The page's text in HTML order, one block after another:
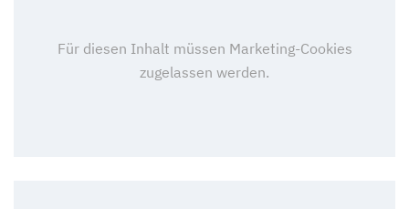
Wirtschaftsingenieurwesen (DE/EN)